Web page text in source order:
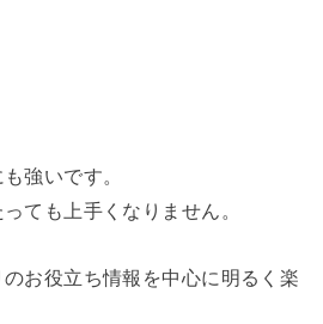
強いです。
ても上手くなりません。
お役立ち情報を中心に明るく楽